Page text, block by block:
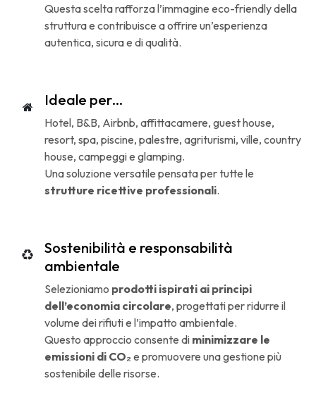
Questa scelta rafforza l’immagine eco-friendly della
struttura e contribuisce a offrire un’esperienza
autentica, sicura e di qualità.
Ideale per…
Hotel, B&B, Airbnb, affittacamere, guest house,
resort, spa, piscine, palestre, agriturismi, ville, country
house, campeggi e glamping.
Una soluzione versatile pensata per tutte le
strutture ricettive professionali.
Sostenibilità e responsabilità
ambientale
Selezioniamo prodotti ispirati ai principi
dell’economia circolare, progettati per ridurre il
volume dei rifiuti e l’impatto ambientale.
Questo approccio consente di minimizzare le
emissioni di CO₂ e promuovere una gestione più
sostenibile delle risorse.